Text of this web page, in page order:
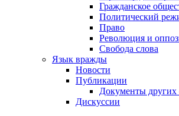
Гражданское
Политический
Право
Революция и
Свобода слова
Язык вражды
Новости
Публикации
Документы других
Дискуссии